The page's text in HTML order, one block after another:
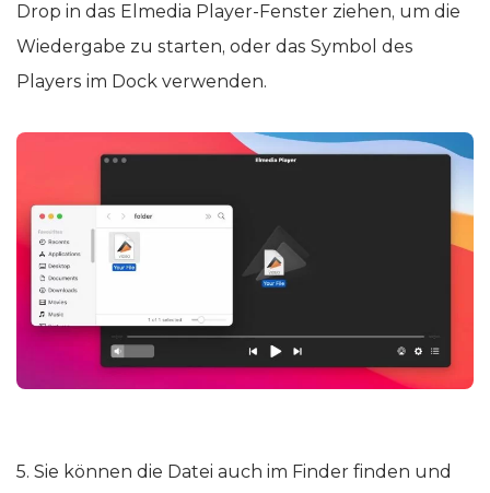
Drop in das Elmedia Player-Fenster ziehen, um die
Wiedergabe zu starten, oder das Symbol des
Players im Dock verwenden.
5. Sie können die Datei auch im Finder finden und